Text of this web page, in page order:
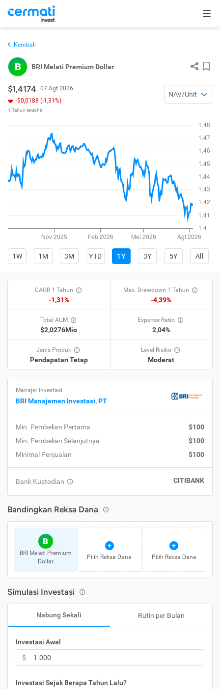
Kembali
B BRI Melati Premium Dollar
$1,4174 07 Agt 2026
-$0,0188 (-1,31%)
1 Tahun terakhir
NAV/Unit
1W 1M 3M YTD 1Y 3Y 5Y All
CAGR 1 Tahun
-1,31%
Max. Drawdown 1 Tahun
-4,39%
Total AUM
$2,0276Mio
Expense Ratio
2,04%
Jenis Produk
Pendapatan Tetap
Level Risiko
Moderat
Manajer Investasi
BRI Manajemen Investasi, PT
Min. Pembelian Pertama
$100
Min. Pembelian Selanjutnya
$100
Minimal Penjualan
$100
Bank Kustodian CITIBANK
Bandingkan Reksa Dana
B
BRI Melati Premium
Dollar
Pilih Reksa Dana Pilih Reksa Dana
Simulasi Investasi
Nabung Sekali Rutin per Bulan
Investasi Awal
$
Investasi Sejak Berapa Tahun Lalu?